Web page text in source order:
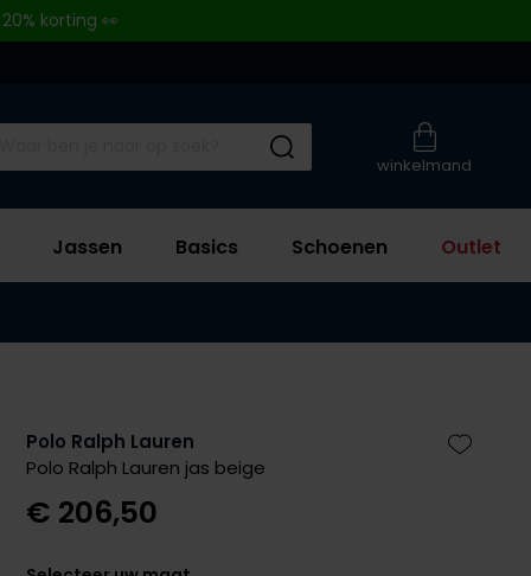
korting 👀
winkelmand
Submit search
Jassen Basics Schoenen Outlet
Polo Ralph Lauren
Polo Ralph Lauren jas beige
Zet bij
€ 206,50